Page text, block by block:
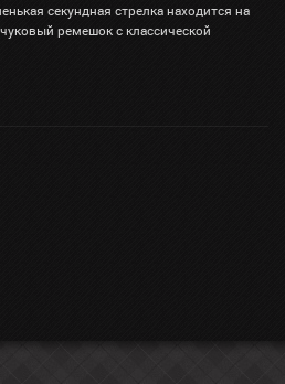
секундная стрелка находится на
ремешок с классической